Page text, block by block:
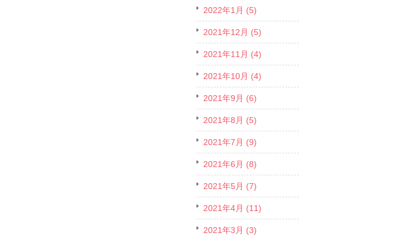
2022年1月 (5)
2021年12月 (5)
2021年11月 (4)
2021年10月 (4)
2021年9月 (6)
2021年8月 (5)
2021年7月 (9)
2021年6月 (8)
2021年5月 (7)
2021年4月 (11)
2021年3月 (3)